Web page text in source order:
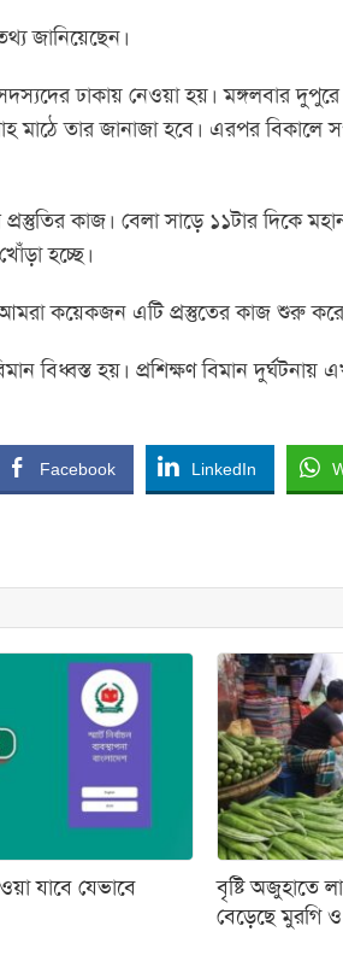
জানিয়েছেন।
ঢাকায় নেওয়া হয়। মঙ্গলবার দুপুরে
মাঠে তার জানাজা হবে। এরপর বিকালে
কাজ। বেলা সাড়ে ১১টার দিকে
হচ্ছে।
কয়েকজন এটি প্রস্তুতের কাজ শুরু
বিধ্বস্ত হয়। প্রশিক্ষণ বিমান দুর্ঘটনায়
Facebook LinkedIn
যাবে যেভাবে
বৃষ্টি অজুহাতে
বেড়েছে মুরগি